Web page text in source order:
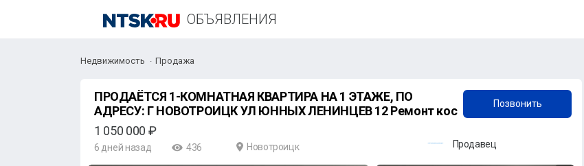
ОБЪЯВЛЕНИЯ
+7 (967) 776-99-90
Недвижимость Продажа
ПРОДАËТСЯ 1-КОМНАТНАЯ КВАРТИРА НА 1 ЭТАЖЕ, ПО
АДРЕСУ: Г НОВОТРОИЦК УЛ ЮННЫХ ЛЕНИНЦЕВ 12 Ремонт кос
Позвонить
1 050 000 ₽
6 дней назад 436 Новотроицк Продавец